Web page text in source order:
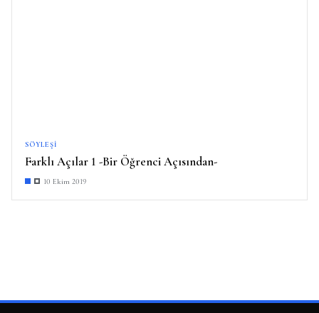
SÖYLEŞI
Farklı Açılar 1 -Bir Öğrenci Açısından-
10 Ekim 2019